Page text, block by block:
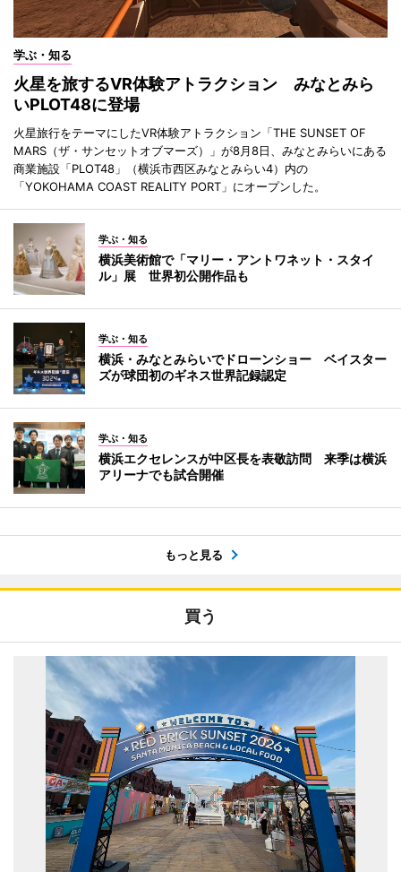
学ぶ・知る
火星を旅するVR体験アトラクション みなとみら
いPLOT48に登場
火星旅行をテーマにしたVR体験アトラクション「THE SUNSET OF
MARS（ザ・サンセットオブマーズ）」が8月8日、みなとみらいにある
商業施設「PLOT48」（横浜市西区みなとみらい4）内の
「YOKOHAMA COAST REALITY PORT」にオープンした。
学ぶ・知る
横浜美術館で「マリー・アントワネット・スタイ
ル」展 世界初公開作品も
学ぶ・知る
横浜・みなとみらいでドローンショー ベイスター
ズが球団初のギネス世界記録認定
学ぶ・知る
横浜エクセレンスが中区長を表敬訪問 来季は横浜
アリーナでも試合開催
もっと見る
買う